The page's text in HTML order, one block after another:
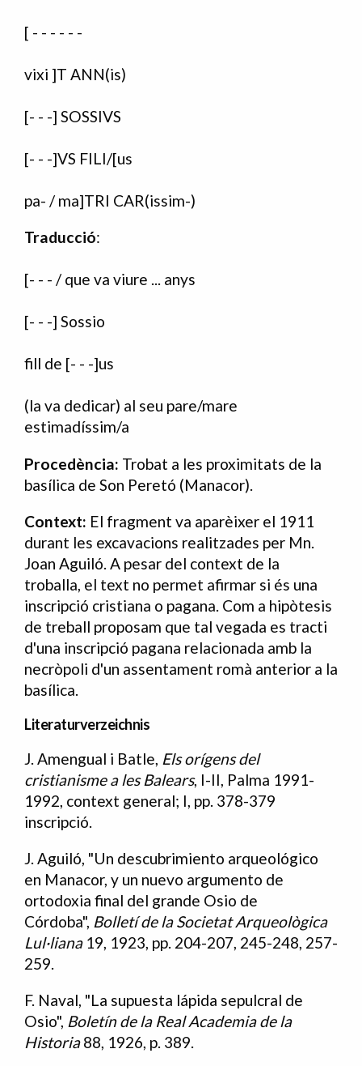
[ - - - - - -
vixi ]T ANN(is)
[- - -] SOSSIVS
[- - -]VS FILI/[us
pa- / ma]TRI CAR(issim-)
Traducció:
[- - - / que va viure ... anys
[- - -] Sossio
fill de [- - -]us
(la va dedicar) al seu pare/mare
estimadíssim/a
Procedència: Trobat a les proximitats de la
basílica de Son Peretó (Manacor).
Context: El fragment va aparèixer el 1911
durant les excavacions realitzades per Mn.
Joan Aguiló. A pesar del context de la
troballa, el text no permet afirmar si és una
inscripció cristiana o pagana. Com a hipòtesis
de treball proposam que tal vegada es tracti
d'una inscripció pagana relacionada amb la
necròpoli d'un assentament romà anterior a la
basílica.
Literaturverzeichnis
Bibliografia
J. Amengual i Batle, Els orígens del
cristianisme a les Balears, I-II, Palma 1991-
1992, context general; I, pp. 378-379
inscripció.
J. Aguiló, "Un descubrimiento arqueológico
en Manacor, y un nuevo argumento de
ortodoxia final del grande Osio de
Córdoba", Bolletí de la Societat Arqueològica
Lul·liana 19, 1923, pp. 204-207, 245-248, 257-
259.
F. Naval, "La supuesta lápida sepulcral de
Osio", Boletín de la Real Academia de la
Historia88, 1926, p. 389.